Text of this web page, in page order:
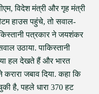
विदेश मंत्री और गृह मंत्री
हाउस पहुंचे, तो सवाल-
पत्रकार ने जयशंकर
उठाया. पाकिस्तानी
हल देखते हैं और भारत
जबाव दिया. कहा कि
है, पहले धारा 370 हट